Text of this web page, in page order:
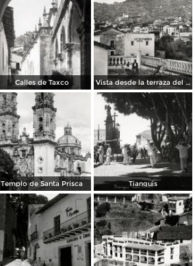
Calles de Taxco Vista desde la terraza del Hotel Taxqueño
Templo de Santa Prisca Tianguis